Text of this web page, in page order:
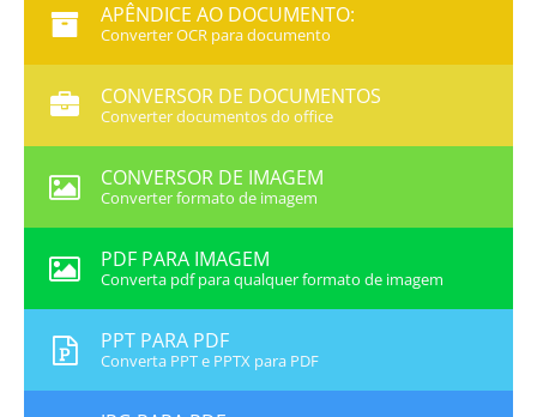
APÊNDICE AO DOCUMENTO:
Converter OCR para documento
CONVERSOR DE DOCUMENTOS
Converter documentos do office
CONVERSOR DE IMAGEM
Converter formato de imagem
PDF PARA IMAGEM
Converta pdf para qualquer formato de imagem
PPT PARA PDF
Converta PPT e PPTX para PDF